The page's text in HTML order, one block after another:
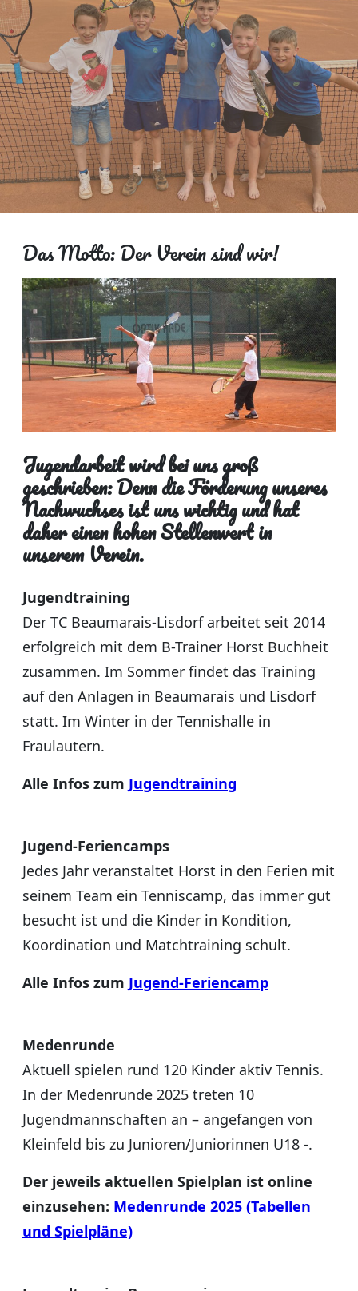
Das Motto: Der Verein sind wir!
Jugendarbeit wird bei uns groß
geschrieben: Denn die Förderung unseres
Nachwuchses ist uns wichtig und hat
daher einen hohen Stellenwert in
unserem Verein.
Jugendtraining
Der TC Beaumarais-Lisdorf arbeitet seit 2014
erfolgreich mit dem B-Trainer Horst Buchheit
zusammen. Im Sommer findet das Training
auf den Anlagen in Beaumarais und Lisdorf
statt. Im Winter in der Tennishalle in
Fraulautern.
Alle Infos zum Jugendtraining
Jugend-Feriencamps
Jedes Jahr veranstaltet Horst in den Ferien mit
seinem Team ein Tenniscamp, das immer gut
besucht ist und die Kinder in Kondition,
Koordination und Matchtraining schult.
Alle Infos zum Jugend-Feriencamp
Medenrunde
Aktuell spielen rund 120 Kinder aktiv Tennis.
In der Medenrunde 2025 treten 10
Jugendmannschaften an – angefangen von
Kleinfeld bis zu Junioren/Juniorinnen U18 -.
Der jeweils aktuellen Spielplan ist online
einzusehen: Medenrunde 2025 (Tabellen
und Spielpläne)